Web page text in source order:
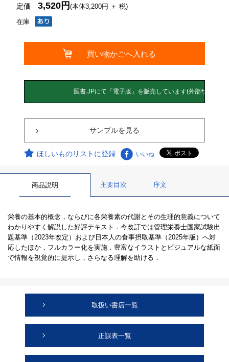
在庫
定価3,520円(本体3,200円 ＋ 税)
サンプルを見る
ほしいものリストに登録 いいね
商品説明 主要目次 序文
栄養の基本的概念，ならびに各栄養素の代謝とその生理的意義について
わかりやすく解説した好評テキスト．今改訂では管理栄養士国家試験出
題基準（2023年改定）および日本人の食事摂取基準（2025年版）へ対
応したほか，フルカラー化を実施．豊富なイラストとビジュアルな紙面
で情報を視覚的に提示し，さらなる理解を助ける．
取扱い書店一覧
正誤表一覧